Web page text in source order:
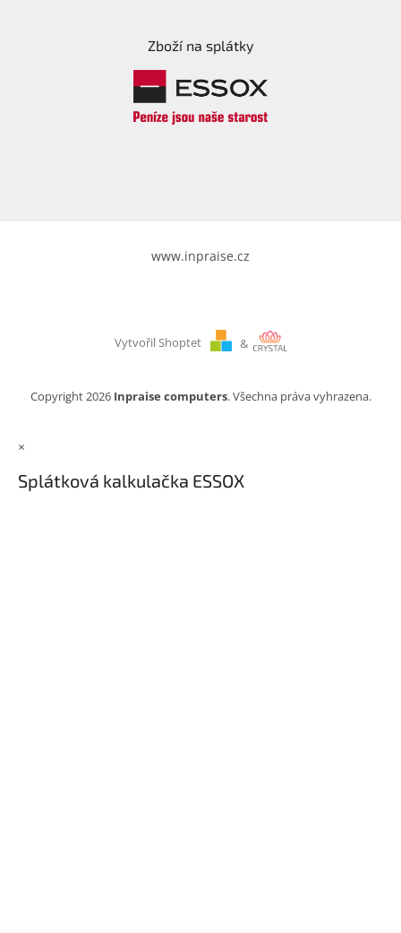
Zboží na splátky
www.inpraise.cz
Vytvořil Shoptet &
Copyright 2026 Inpraise computers. Všechna práva vyhrazena.
×
Splátková kalkulačka ESSOX